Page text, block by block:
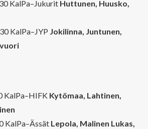
KalPa–Jukurit Huttunen, Huusko,
KalPa–JYP Jokilinna, Juntunen,
KalPa–HIFK Kytömaa, Lahtinen,
KalPa–Ässät Lepola, Malinen Lukas,